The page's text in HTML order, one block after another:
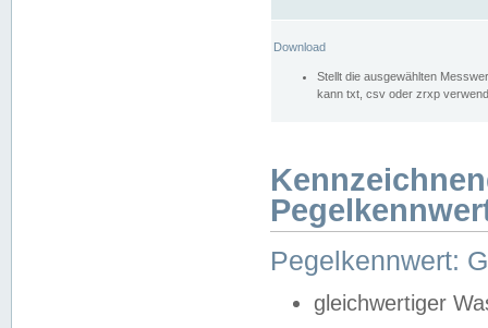
Download
Stellt die ausgewählten
kann txt, csv oder zrxp
Pegelkennwert:
gleichwertiger